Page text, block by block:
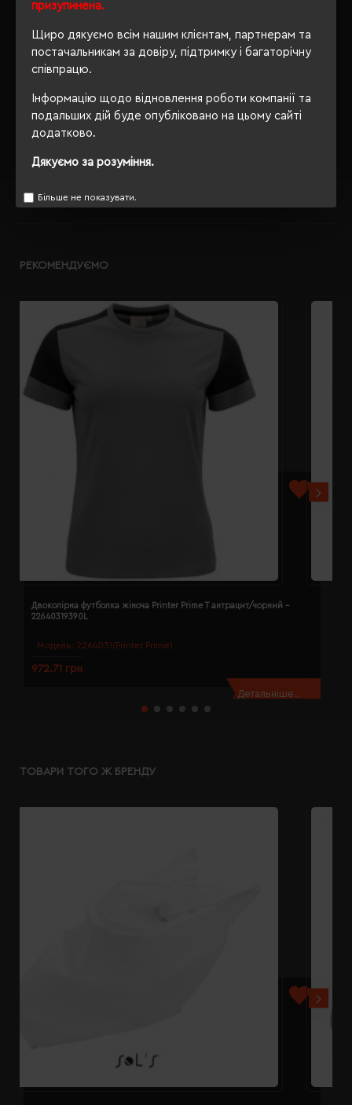
призупинена.
Щиро дякуємо всім нашим клієнтам, партнерам та
постачальникам за довіру, підтримку і багаторічну
співпрацю.
Інформацію щодо відновлення роботи компанії та
подальших дій буде опубліковано на цьому сайті
додатково.
Дякуємо за розуміння.
Більше не показувати.
Розпакування
упаковки
Сертифікація
OEKO-TEX® Standard 100,
РЕКОМЕНДУЄМО
Модель: 2264031(Printer Prime)
Двоколірна футболка жіноча Printer Prime T антрацит/чорний -
22640319390L
972.71 грн
Детальніше...
ТОВАРИ ТОГО Ж БРЕНДУ